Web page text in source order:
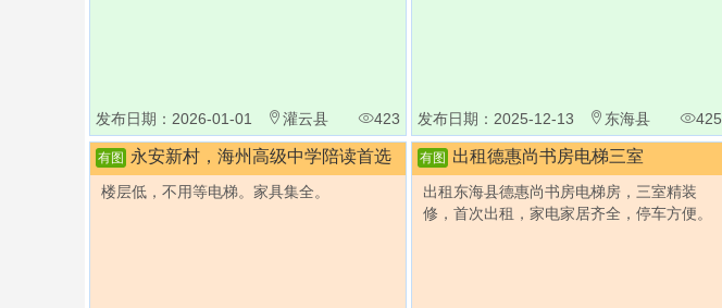
发布日期：2026-01-01 灌云县 423 发布日期：2025-12-13 东海县 425
有图 永安新村，海州高级中学陪读首选
楼层低，不用等电梯。家具集全。
有图 出租德惠尚书房电梯三室
出租东海县德惠尚书房电梯房，三室精装
修，首次出租，家电家居齐全，停车方便。